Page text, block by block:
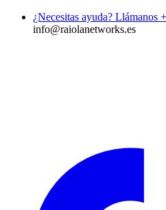
¿Necesitas ayuda? Llámanos
info@raiolanetworks.es